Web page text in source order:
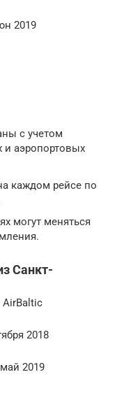
2019
с учетом
и аэропортовых
каждом рейсе по
могут меняться
Санкт-
2018
2019